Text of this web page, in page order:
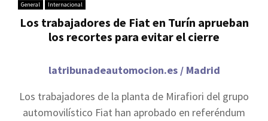
General Internacional
Los trabajadores de Fiat en Turín aprueban
los recortes para evitar el cierre
latribunadeautomocion.es / Madrid
Los trabajadores de la planta de Mirafiori del grupo
automovilístico Fiat han aprobado en referéndum